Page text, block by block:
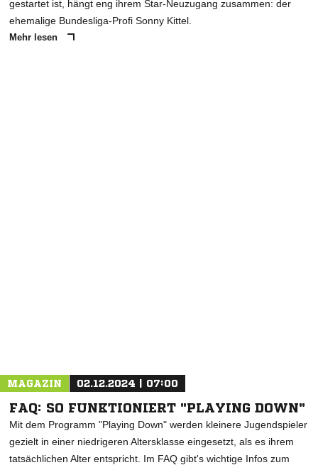
gestartet ist, hängt eng ihrem Star-Neuzugang zusammen: der
ehemalige Bundesliga-Profi Sonny Kittel.
Mehr lesen
MAGAZIN 02.12.2024 | 07:00
FAQ: SO FUNKTIONIERT "PLAYING DOWN"
Mit dem Programm "Playing Down" werden kleinere Jugendspieler
gezielt in einer niedrigeren Altersklasse eingesetzt, als es ihrem
tatsächlichen Alter entspricht. Im FAQ gibt's wichtige Infos zum